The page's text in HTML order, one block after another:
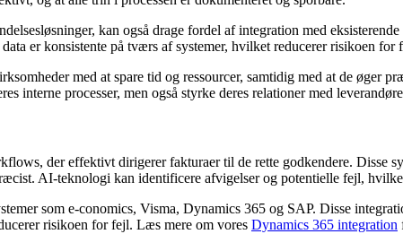
kan også drage fordel af integration med
er konsistente på tværs af systemer, hvilket reducerer risikoen for
med at spare tid og ressourcer, samtidig med at de øger
interne processer, men også styrke deres relationer med
der effektivt dirigerer fakturaer til de rette godkendere. Disse
AI-teknologi kan identificere afvigelser og potentielle fejl,
som e-conomics, Visma, Dynamics 365 og SAP. Disse
risikoen for fejl. Læs mere om vores Dynamics 365 integration